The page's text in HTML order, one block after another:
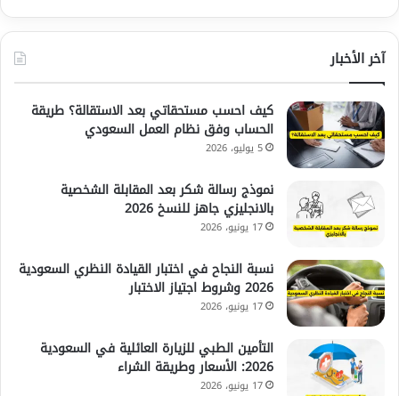
آخر الأخبار
كيف احسب مستحقاتي بعد الاستقالة؟ طريقة
الحساب وفق نظام العمل السعودي
5 يوليو، 2026
نموذج رسالة شكر بعد المقابلة الشخصية
بالانجليزي جاهز للنسخ 2026
17 يونيو، 2026
نسبة النجاح في اختبار القيادة النظري السعودية
2026 وشروط اجتياز الاختبار
17 يونيو، 2026
التأمين الطبي للزيارة العائلية في السعودية
2026: الأسعار وطريقة الشراء
17 يونيو، 2026